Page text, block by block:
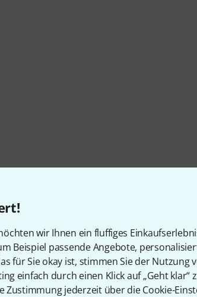
wir Ihnen ein fluffiges
Beispiel passende Angebote,
für Sie okay ist, stimmen Sie der Nutzung
einfach durch einen Klick auf „Geht klar“
Zustimmung jederzeit über die Cookie-